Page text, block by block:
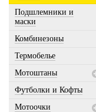
Подшлемники и
маски
Комбинезоны
Термобелье
Мотоштаны
Футболки и Кофты
Мотоочки